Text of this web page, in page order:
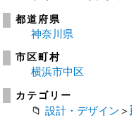
都道府県
神奈川県
市区町村
横浜市中区
カテゴリー
設計・デザイン ＞